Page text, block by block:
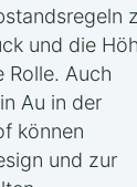
und die
Rolle. Auch
Au in der
können
und zur